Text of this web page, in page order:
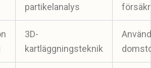
partikelanalys
3D-
kartläggningsteknik